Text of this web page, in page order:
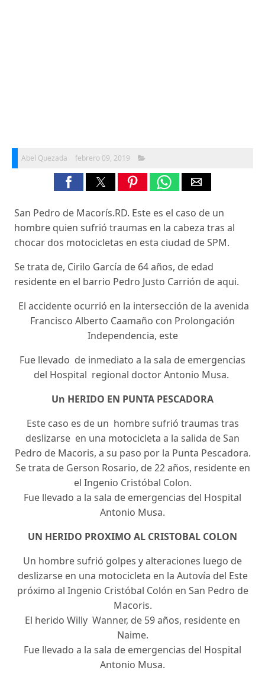
Abel Quezada febrero 09, 2019
San Pedro de Macorís.RD. Este es el caso de un
hombre quien sufrió traumas en la cabeza tras al
chocar dos motocicletas en esta ciudad de SPM.
Se trata de, Cirilo García de 64 años, de edad
residente en el barrio Pedro Justo Carrión de aqui.
El accidente ocurrió en la intersección de la avenida
Francisco Alberto Caamaño con Prolongación
Independencia, este
Fue llevado de inmediato a la sala de emergencias
del Hospital regional doctor Antonio Musa.
Un HERIDO EN PUNTA PESCADORA
Este caso es de un hombre sufrió traumas tras
deslizarse en una motocicleta a la salida de San
Pedro de Macoris, a su paso por la Punta Pescadora.
Se trata de Gerson Rosario, de 22 años, residente en
el Ingenio Cristóbal Colon.
Fue llevado a la sala de emergencias del Hospital
Antonio Musa.
UN HERIDO PROXIMO AL CRISTOBAL COLON
Un hombre sufrió golpes y alteraciones luego de
deslizarse en una motocicleta en la Autovía del Este
próximo al Ingenio Cristóbal Colón en San Pedro de
Macoris.
El herido Willy Wanner, de 59 años, residente en
Naime.
Fue llevado a la sala de emergencias del Hospital
Antonio Musa.